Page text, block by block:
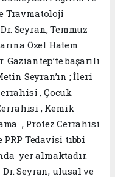
Travmatoloji
Seyran, Temmuz
Özel Hatem
başarılı
Seyran’ın ; İleri
, Çocuk
, Kemik
, Protez Cerrahisi
PRP Tedavisi tıbbi
yer almaktadır.
Seyran, ulusal ve